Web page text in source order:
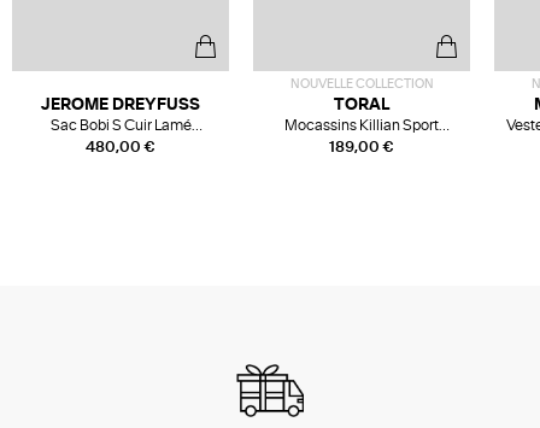
480,00 €
JEROME DREYFUSS
Sac Bobi S Cuir Lamé
Champagne
NOUVELLE COLLECTION
189,00 €
TORAL
Mocassins Killian Sport
Mousse